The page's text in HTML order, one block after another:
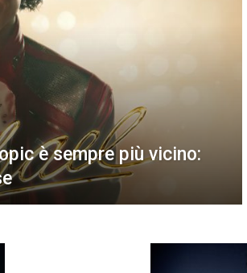
è sempre più vicino: